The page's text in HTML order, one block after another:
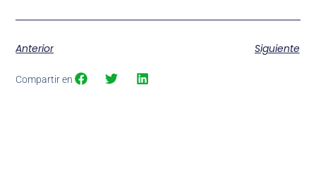
Anterior Siguiente
Compartir en